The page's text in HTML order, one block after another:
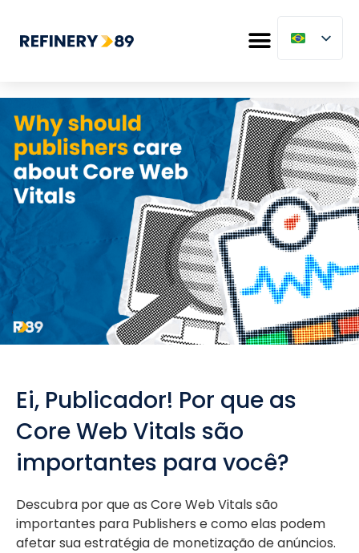
Ei, Publicador! Por que as
Core Web Vitals são
importantes para você?
Descubra por que as Core Web Vitals são
importantes para Publishers e como elas podem
afetar sua estratégia de monetização de anúncios.